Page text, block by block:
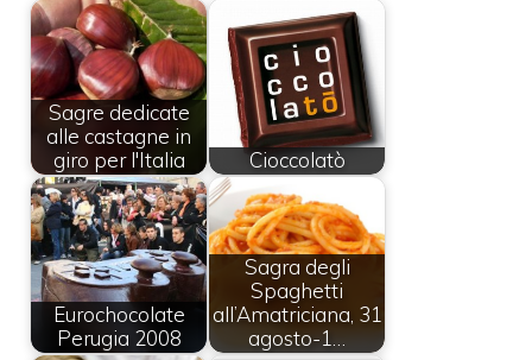
Sagre dedicate
alle castagne in
giro per l'Italia
Cioccolatò
Eurochocolate
Perugia 2008
Sagra degli
Spaghetti
all’Amatriciana, 31
agosto-1…